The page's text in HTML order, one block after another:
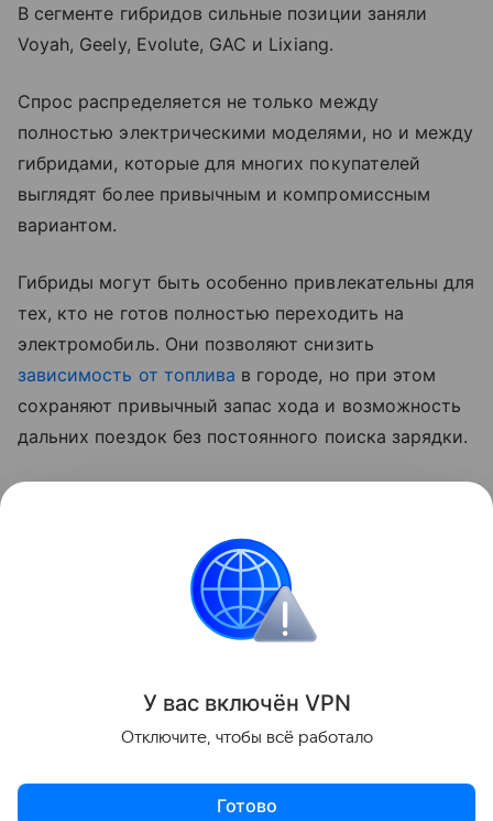
В сегменте гибридов сильные позиции заняли
Voyah, Geely, Evolute, GAC и Lixiang.
Спрос распределяется не только между
полностью электрическими моделями, но и между
гибридами, которые для многих покупателей
выглядят более привычным и компромиссным
вариантом.
Гибриды могут быть особенно привлекательны для
тех, кто не готов полностью переходить на
электромобиль. Они позволяют снизить
зависимость от топлива в городе, но при этом
сохраняют привычный запас хода и возможность
дальних поездок без постоянного поиска зарядки.
высокий спрос на электромобили и гибриды, по
прогнозам участников рынка, сохранится.
У вас включён VPN
Отключите, чтобы всё работало
Готово